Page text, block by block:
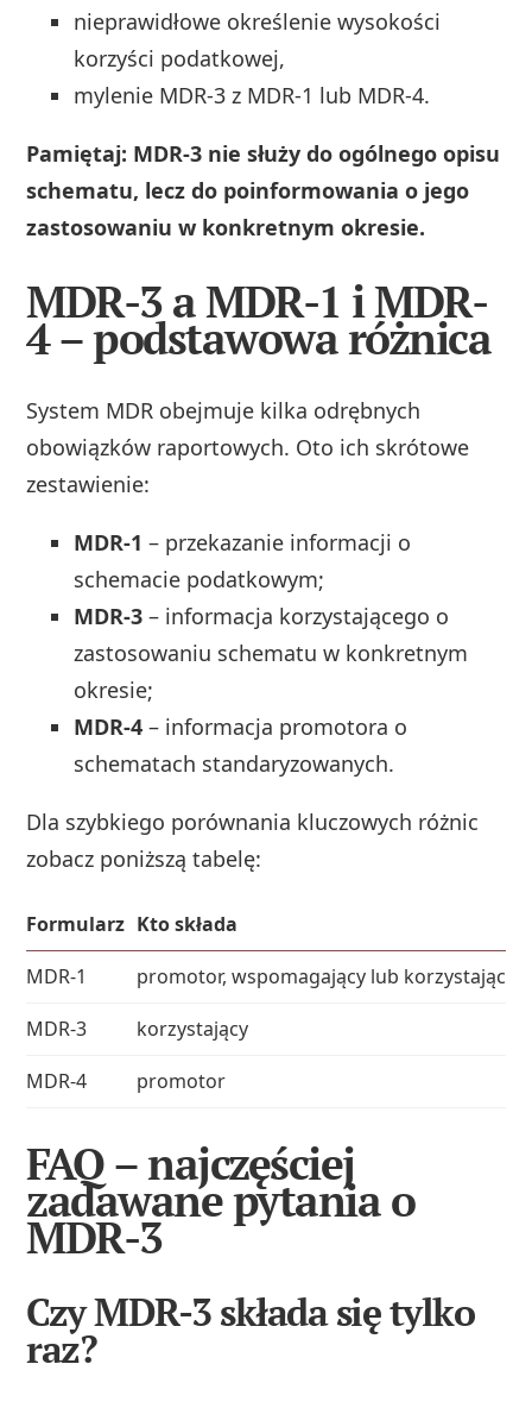
nieprawidłowe określenie wysokości
korzyści podatkowej,
mylenie MDR-3 z MDR-1 lub MDR-4.
Pamiętaj: MDR-3 nie służy do ogólnego opisu
schematu, lecz do poinformowania o jego
zastosowaniu w konkretnym okresie.
MDR-3 a MDR-1 i MDR-
4 – podstawowa różnica
System MDR obejmuje kilka odrębnych
obowiązków raportowych. Oto ich skrótowe
zestawienie:
MDR-1 – przekazanie informacji o
schemacie podatkowym;
MDR-3 – informacja korzystającego o
zastosowaniu schematu w konkretnym
okresie;
MDR-4 – informacja promotora o
schematach standaryzowanych.
Dla szybkiego porównania kluczowych różnic
zobacz poniższą tabelę:
Formularz Kto składa
MDR-1
promotor, wspomagający lub korzystający
MDR-3
korzystający
MDR-4
promotor
FAQ – najczęściej
zadawane pytania o
MDR-3
Czy MDR-3 składa się tylko
raz?